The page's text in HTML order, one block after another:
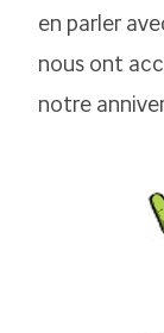
en parler
nous ont
notre